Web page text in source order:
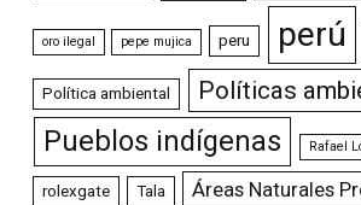
oro ilegal pepe mujica peru perú
Política ambiental Políticas
Pueblos indígenas Rafael
rolexgate Tala Áreas Naturales